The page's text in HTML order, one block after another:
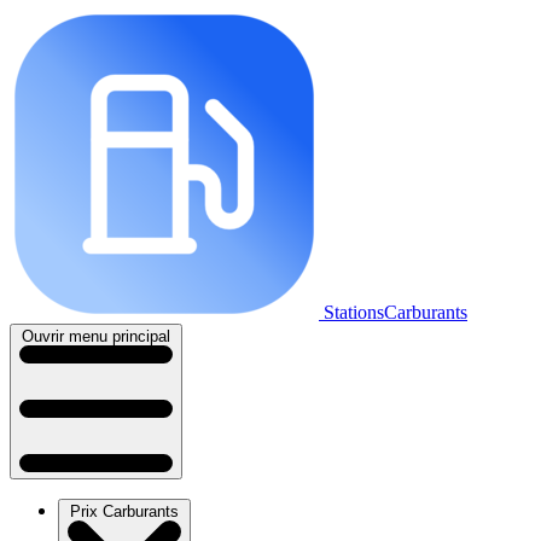
StationsCarburants
Ouvrir menu principal
Prix Carburants